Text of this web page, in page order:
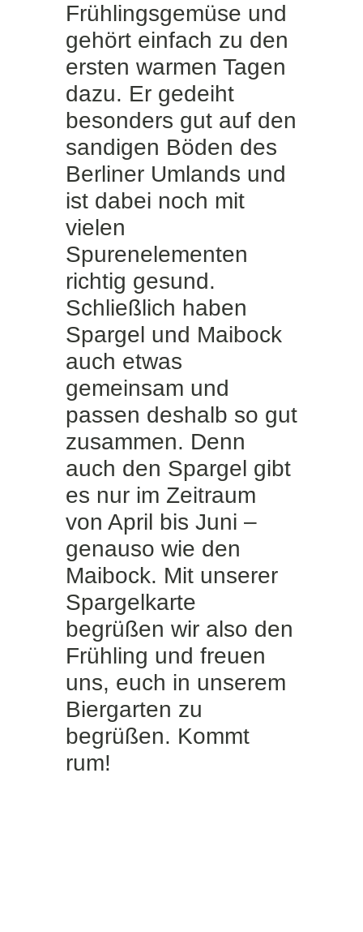
Frühlingsgemüse und
gehört einfach zu den
ersten warmen Tagen
dazu. Er gedeiht
besonders gut auf den
sandigen Böden des
Berliner Umlands und
ist dabei noch mit
vielen
Spurenelementen
richtig gesund.
Schließlich haben
Spargel und Maibock
auch etwas
gemeinsam und
passen deshalb so gut
zusammen. Denn
auch den Spargel gibt
es nur im Zeitraum
von April bis Juni –
genauso wie den
Maibock. Mit unserer
Spargelkarte
begrüßen wir also den
Frühling und freuen
uns, euch in unserem
Biergarten zu
begrüßen. Kommt
rum!